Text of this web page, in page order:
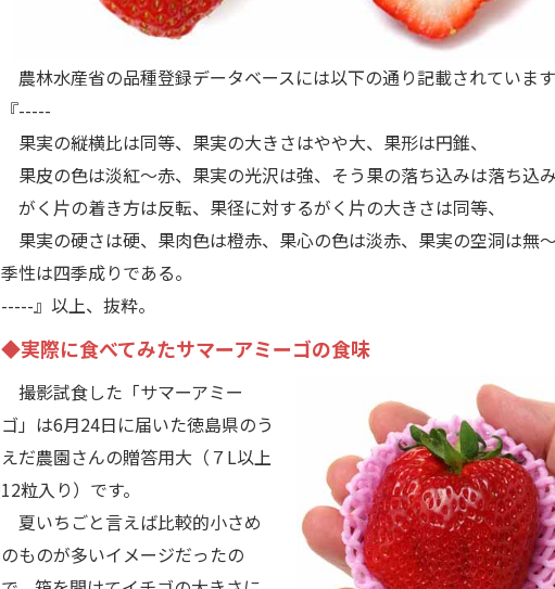
農林水産省の品種登録データベースには以下の通り記載されていま
『-----
果実の縦横比は同等、果実の大きさはやや大、果形は円錐、
果皮の色は淡紅～赤、果実の光沢は強、そう果の落ち込みは落ち込
がく片の着き方は反転、果径に対するがく片の大きさは同等、
果実の硬さは硬、果肉色は橙赤、果心の色は淡赤、果実の空洞は無
季性は四季成りである。
-----』以上、抜粋。
◆実際に食べてみたサマーアミーゴの食味
撮影試食した「サマーアミー
ゴ」は6月24日に届いた徳島県のう
えだ農園さんの贈答用大（７L以上
12粒入り）です。
夏いちごと言えば比較的小さめ
のものが多いイメージだったの